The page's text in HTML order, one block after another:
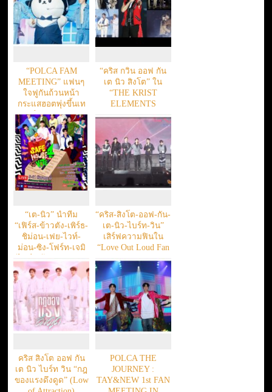
“POLCA FAM
MEETING” แฟนๆ
ใจฟูกันถ้วนหน้า
กระแสฮอตพุ่งขึ้นเท
รนด์ X “อันดับ 1”
ของไทย 2 วันติด
“คริส กวิน ออฟ กัน
เต นิว สิงโต” ใน
“THE KRIST
ELEMENTS
CONCERT” 21-22
ต.ค.นี้
“เต-นิว” นำทีม
“เฟิร์ส-ข้าวตัง-เพิร์ธ-
ชิม่อน-เฟย-ไวท์-
ม่อน-ซิง-โฟร์ท-เจมิ
ไนน์-พร้อม” รวมตัว
ครั้งใหญ่!!! ใน
รายการ “SAFE
HOUSE SEASON 4 :
บ้านลับ จับ VOTE
LIVE”
“คริส-สิงโต-ออฟ-กัน-
เต-นิว-ไบร์ท-วิน”
เสิร์ฟความฟินใน
“Love Out Loud Fan
Fest 2022”
คริส สิงโต ออฟ กัน
เต นิว ไบร์ท วิน “กฎ
ของแรงดึงดูด” (Low
POLCA THE
JOURNEY :
TAY&NEW 1st FAN